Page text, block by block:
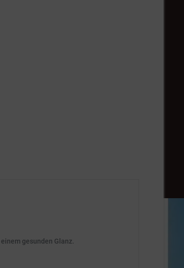
gesunden Glanz.